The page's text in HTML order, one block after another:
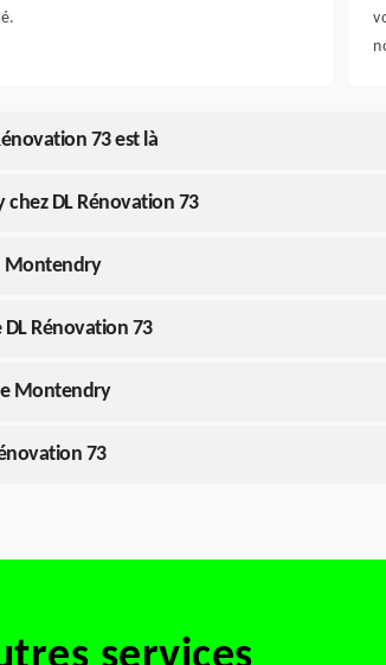
73 est là
DL Rénovation 73
Montendry
Rénovation 73
Montendry
73